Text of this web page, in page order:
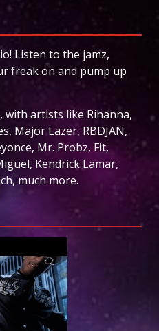
Listen to the jamz,
freak on and pump up
with artists like Rihanna,
Major Lazer, RBDJAN,
Mr. Probz, Fit,
Kendrick Lamar,
much more.